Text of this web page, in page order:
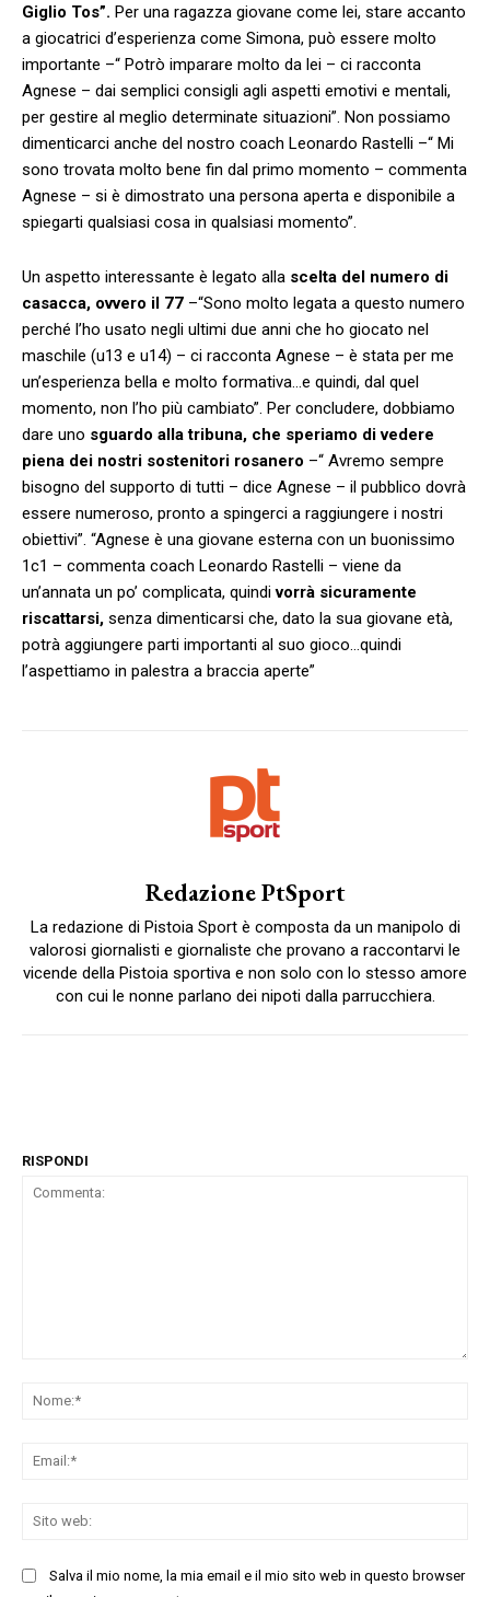
Giglio Tos”. Per una ragazza giovane come lei, stare accanto
a giocatrici d’esperienza come Simona, può essere molto
importante –“ Potrò imparare molto da lei – ci racconta
Agnese – dai semplici consigli agli aspetti emotivi e mentali,
per gestire al meglio determinate situazioni”. Non possiamo
dimenticarci anche del nostro coach Leonardo Rastelli –“ Mi
sono trovata molto bene fin dal primo momento – commenta
Agnese – si è dimostrato una persona aperta e disponibile a
spiegarti qualsiasi cosa in qualsiasi momento”.
Un aspetto interessante è legato alla scelta del numero di
casacca, ovvero il 77 –“Sono molto legata a questo numero
perché l’ho usato negli ultimi due anni che ho giocato nel
maschile (u13 e u14) – ci racconta Agnese – è stata per me
un’esperienza bella e molto formativa…e quindi, dal quel
momento, non l’ho più cambiato”. Per concludere, dobbiamo
dare uno sguardo alla tribuna, che speriamo di vedere
piena dei nostri sostenitori rosanero –“ Avremo sempre
bisogno del supporto di tutti – dice Agnese – il pubblico dovrà
essere numeroso, pronto a spingerci a raggiungere i nostri
obiettivi”. “Agnese è una giovane esterna con un buonissimo
1c1 – commenta coach Leonardo Rastelli – viene da
un’annata un po’ complicata, quindivorrà sicuramente
riscattarsi, senza dimenticarsi che, dato la sua giovane età,
potrà aggiungere parti importanti al suo gioco…quindi
l’aspettiamo in palestra a braccia aperte”
Redazione PtSport
La redazione di Pistoia Sport è composta da un manipolo di
valorosi giornalisti e giornaliste che provano a raccontarvi le
vicende della Pistoia sportiva e non solo con lo stesso amore
con cui le nonne parlano dei nipoti dalla parrucchiera.
RISPONDI
Salva il mio nome, la mia email e il mio sito web in questo browser